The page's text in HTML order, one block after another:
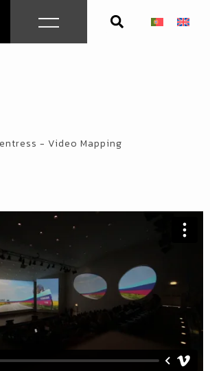
- Video Mapping